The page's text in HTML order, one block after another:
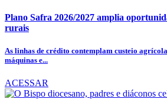
Plano Safra 2026/2027 amplia
rurais
As linhas de crédito contemplam custeio
máquinas e...
ACESSAR